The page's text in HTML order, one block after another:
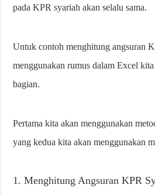
pada KPR syariah akan selalu sama.
Untuk contoh menghitung angsuran
menggunakan rumus dalam Excel
bagian.
Pertama kita akan menggunakan
yang kedua kita akan menggunakan
1. Menghitung Angsuran KPR